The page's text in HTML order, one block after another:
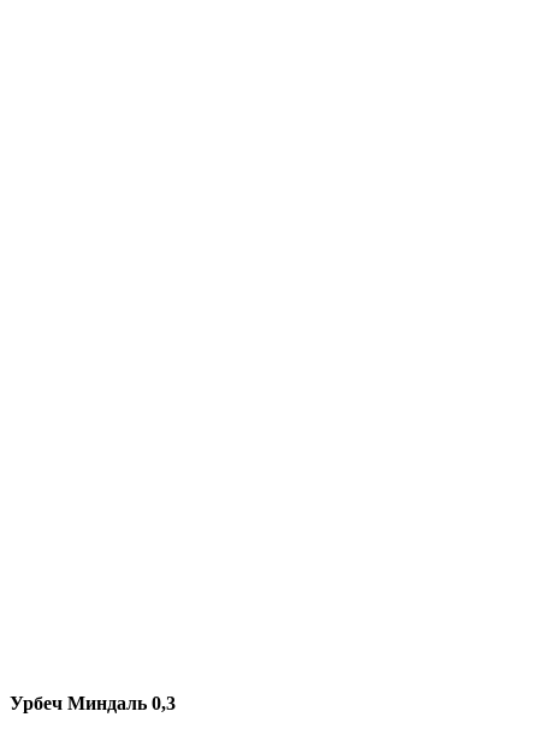
Урбеч Миндаль 0,3